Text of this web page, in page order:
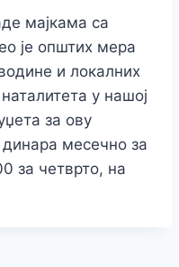
мајкама са
је општих мера
и локалних
у нашој
за ову
месечно за
за четврто, на